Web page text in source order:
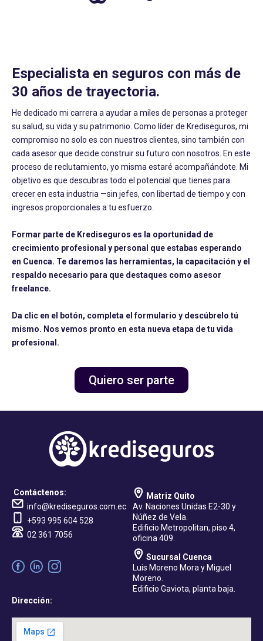
Especialista en seguros con más de
30 años de trayectoria.
He dedicado mi carrera a ayudar a miles de personas a proteger
su salud, su vida y su patrimonio. Como líder de Krediseguros, mi
compromiso no solo es con nuestros clientes, sino también con
cada asesor que decide construir su futuro con nosotros. En este
proceso de reclutamiento, yo misma estaré acompañándote. Mi
objetivo es que descubras todo el potencial que tienes para
crecer en esta industria —sin jefes, con libertad de tiempo y con
ingresos proporcionales a tu esfuerzo.
Formar parte de Krediseguros es la oportunidad de
crecimiento profesional y personal que estabas esperando
en Cuenca. Te daremos las herramientas, la capacitación y el
respaldo necesario para que destaques como asesor
freelance.
Da clic en el botón, completa el formulario y descúbrelo tú
mismo. Nos vemos pronto en esta nueva etapa de tu vida
profesional.
Quiero ser parte
Contáctenos:
info@krediseguros.com.ec
+593 995 604 528
02 361 7056
Dirección:
Matriz Quito
Av. Naciones Unidas E2-30 y
Núñez de Vela.
Edificio Metropolitan, piso 4,
oficina 409.
Sucursal Cuenca
Luis Moreno Mora y Miguel
Moreno.
Edificio Gaviota, planta baja.